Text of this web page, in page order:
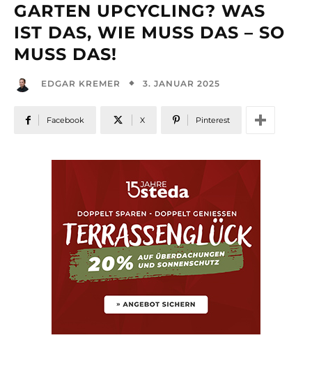
GARTEN UPCYCLING? WAS
IST DAS, WIE MUSS DAS – SO
MUSS DAS!
EDGAR KREMER 3. JANUAR 2025
Facebook X Pinterest